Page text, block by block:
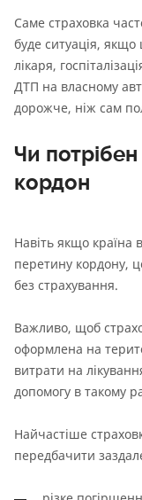
Саме страховка
буде ситуація,
лікаря,
ДТП на власному
дорожче, ніж сам
Чи потрібен
кордон
Навіть якщо країна
перетину кордону,
без страхування.
Важливо, щоб
оформлена на
витрати на
допомогу в такому
Найчастіше
передбачити